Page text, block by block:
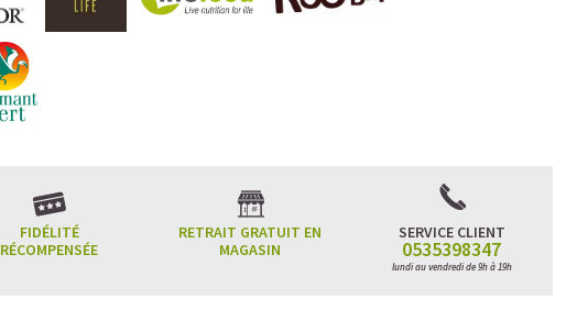
FIDÉLITÉ
RÉCOMPENSÉE
RETRAIT GRATUIT EN
MAGASIN
SERVICE CLIENT
0535398347
lundi au vendredi de 9h à 19h